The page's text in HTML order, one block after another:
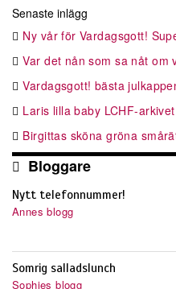
Senaste inlägg
Ny vår för Vardagsgott!
Var det nån som sa nåt om
Vardagsgott! bästa
Laris lilla baby LCHF-
Birgittas sköna gröna
Bloggare
Nytt telefonnummer!
Annes blogg
Somrig salladslunch
Sophies blogg